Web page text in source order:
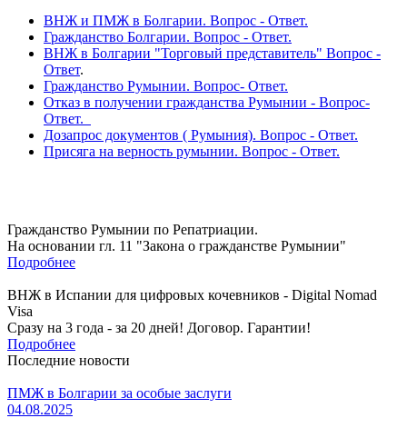
ВНЖ и ПМЖ в Болгарии. Вопрос - Ответ.
Гражданство Болгарии. Вопрос - Ответ.
ВНЖ в Болгарии "Торговый представитель" Вопрос -
Ответ.
Гражданство Румынии. Вопрос- Ответ.
Отказ в получении гражданства Румынии - Вопрос-
Ответ.
Дозапрос документов ( Румыния). Вопрос - Ответ.
Присяга на верность румынии. Вопрос - Ответ.
Гражданство Румынии по Репатриации.
На основании гл. 11 "Закона о гражданстве Румынии"
Подробнее
ВНЖ в Испании для цифровых кочевников - Digital Nomad
Visa
Сразу на 3 года - за 20 дней! Договор. Гарантии!
Подробнее
Последние новости
ПМЖ в Болгарии за особые заслуги
04.08.2025